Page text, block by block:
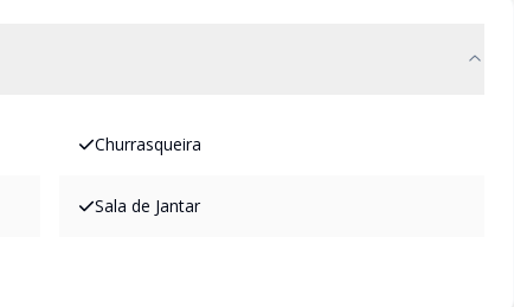
Churrasqueira
Sala de Jantar